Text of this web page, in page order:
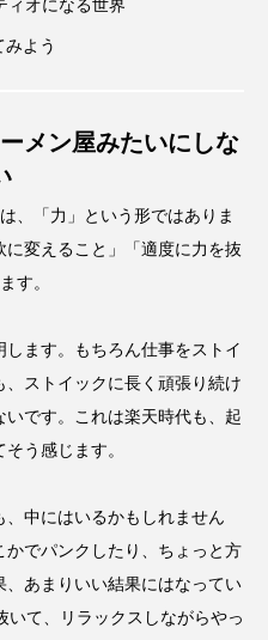
ィオになる世界
よう
メン屋みたいにしな
、「力」という形ではありま
変えること」「適度に力を抜
す。
します。もちろん仕事をストイ
ストイックに長く頑張り続け
です。これは楽天時代も、起
う感じます。
中にはいるかもしれません
でパンクしたり、ちょっと方
あまりいい結果にはなってい
いて、リラックスしながらやっ